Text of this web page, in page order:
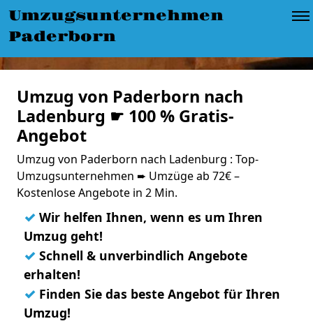
Umzugsunternehmen
Paderborn
Umzug von Paderborn nach
Ladenburg ☛ 100 % Gratis-
Angebot
Umzug von Paderborn nach Ladenburg : Top-
Umzugsunternehmen ➨ Umzüge ab 72€ –
Kostenlose Angebote in 2 Min.
✓ Wir helfen Ihnen, wenn es um Ihren
Umzug geht!
✓ Schnell & unverbindlich Angebote
erhalten!
✓ Finden Sie das beste Angebot für Ihren
Umzug!